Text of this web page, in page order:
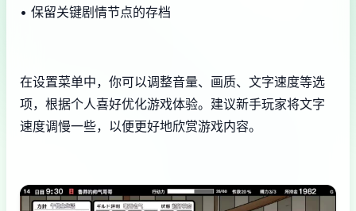
• 保留关键剧情节点的存档
在设置菜单中，你可以调整音量、画质、文字速度等选
项，根据个人喜好优化游戏体验。建议新手玩家将文字
速度调慢一些，以便更好地欣赏游戏内容。